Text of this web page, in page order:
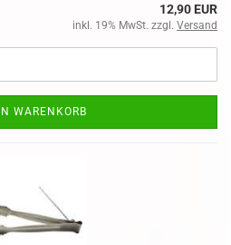
12,90 EUR
inkl. 19% MwSt. zzgl. Versand
WARENKORB